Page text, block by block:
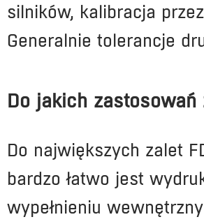
silników, kalibracja
Generalnie tolerancje
Do jakich zastosowań
Do największych zalet
bardzo łatwo jest
wypełnieniu